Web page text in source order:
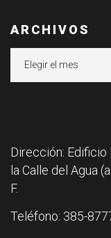
ARCHIVOS
Dirección: Edificio
la Calle del Agua
F.
Teléfono: 385-